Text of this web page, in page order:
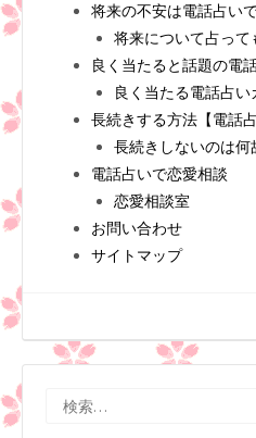
将来の不安は電話占い
将来について占って
良く当たると話題の電
良く当たる電話占い
長続きする方法【電話占
長続きしないのは何
電話占いで恋愛相談
恋愛相談室
お問い合わせ
サイトマップ